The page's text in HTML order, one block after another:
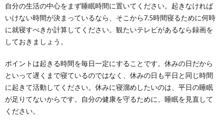
自分の生活の中心をまず睡眠時間に置いてください。起きなければ
いけない時間が決まっているなら、そこから7.5時間寝るために何時
に就寝すべきか計算してください。観たいテレビがあるなら録画を
しておきましょう。
ポイントは起きる時間を毎日一定にすることです。休みの日だから
といって遅くまで寝ているのではなく、休みの日も平日と同じ時間
に起きて活動してください。休みに寝溜めしたいのは、平日の睡眠
が足りてないからです。自分の健康を守るために、睡眠を見直して
ください。